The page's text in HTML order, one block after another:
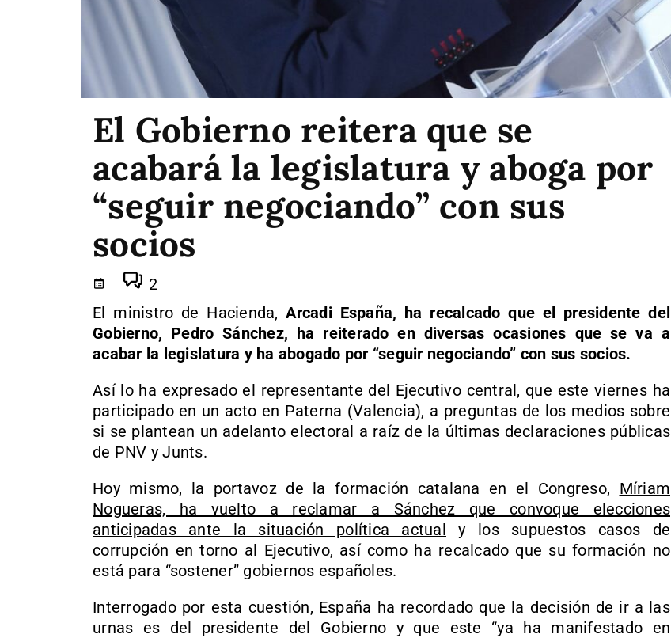
El Gobierno reitera que se
acabará la legislatura y aboga por
“seguir negociando” con sus
socios
2
El ministro de Hacienda,Arcadi España, ha recalcado que el presidente del
Gobierno, Pedro Sánchez, ha reiterado en diversas ocasiones que se va a
acabar la legislatura y ha abogado por “seguir negociando” con sus socios.
Así lo ha expresado el representante del Ejecutivo central, que este viernes ha
participado en un acto en Paterna (Valencia), a preguntas de los medios sobre
si se plantean un adelanto electoral a raíz de la últimas declaraciones públicas
de PNV y Junts.
Hoy mismo, la portavoz de la formación catalana en el Congreso, Míriam
Nogueras, ha vuelto a reclamar a Sánchez que convoque elecciones
anticipadas ante la situación política actual y los supuestos casos de
corrupción en torno al Ejecutivo, así como ha recalcado que su formación no
está para “sostener” gobiernos españoles.
Interrogado por esta cuestión, España ha recordado que la decisión de ir a las
urnas es del presidente del Gobierno y que este “ya ha manifestado en